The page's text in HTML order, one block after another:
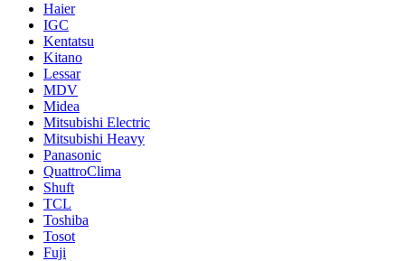
Haier
IGC
Kentatsu
Kitano
Lessar
MDV
Midea
Mitsubishi Electric
Mitsubishi Heavy
Panasonic
QuattroClima
Shuft
TCL
Toshiba
Tosot
Fuji